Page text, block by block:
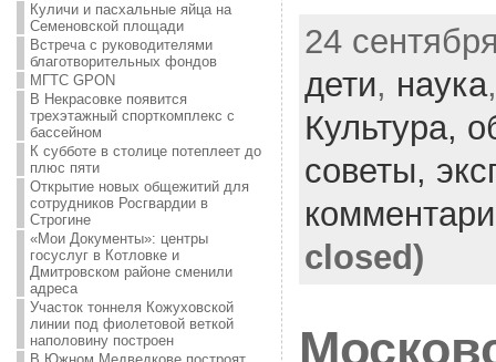
Куличи и пасхальные яйца на
Семеновской площади
Встреча с руководителями
благотворительных фондов
МГТС GPON
В Некрасовке появится
трехэтажный спорткомплекс с
бассейном
К субботе в столице потеплеет до
плюс пяти
Открытие новых общежитий для
сотрудников Росгвардии в
Строгине
«Мои Документы»: центры
госуслуг в Котловке и
Дмитровском районе сменили
адреса
Участок тоннеля Кожуховской
линии под фиолетовой веткой
наполовину построен
24
дети, наука
Культура,
советы,
closed)